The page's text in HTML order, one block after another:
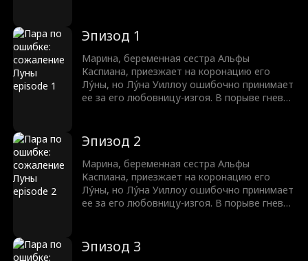
семья Брукс жаждет мести.
Эпизод 1
Марина, беременная сестра Альфы
Каспиана, приезжает на коронацию его
Лу́ны, но Лу́на Уиллоу ошибочно принимает
ее за его любовницу-изгоя. В порыве гнева,
семья Брукс жаждет мести.
Эпизод 2
Марина, беременная сестра Альфы
Каспиана, приезжает на коронацию его
Лу́ны, но Лу́на Уиллоу ошибочно принимает
ее за его любовницу-изгоя. В порыве гнева,
семья Брукс жаждет мести.
Эпизод 3